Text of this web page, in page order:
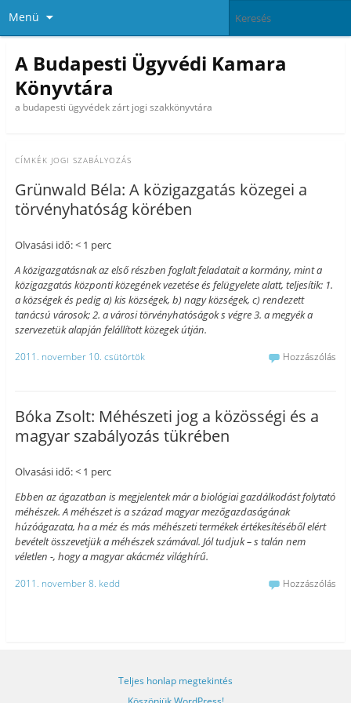
Menü
A Budapesti Ügyvédi Kamara
Könyvtára
a budapesti ügyvédek zárt jogi szakkönyvtára
CÍMKÉK JOGI SZABÁLYOZÁS
Grünwald Béla: A közigazgatás közegei a
törvényhatóság körében
Olvasási idő: < 1 perc
A közigazgatásnak az első részben foglalt feladatait a kormány, mint a
közigazgatás központi közegének vezetése és felügyelete alatt, teljesítik: 1.
a községek és pedig a) kis községek, b) nagy községek, c) rendezett
tanácsú városok; 2. a városi törvényhatóságok s végre 3. a megyék a
szervezetük alapján felállított közegek útján.
2011. november 10. csütörtök Hozzászólás
Bóka Zsolt: Méhészeti jog a közösségi és a
magyar szabályozás tükrében
Olvasási idő: < 1 perc
Ebben az ágazatban is megjelentek már a biológiai gazdálkodást folytató
méhészek. A méhészet is a század magyar mezőgazdaságának
húzóágazata, ha a méz és más méhészeti termékek értékesítéséből elért
bevételt összevetjük a méhészek számával. Jól tudjuk – s talán nem
véletlen -, hogy a magyar akácméz világhírű.
2011. november 8. kedd Hozzászólás
Teljes honlap megtekintés